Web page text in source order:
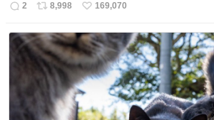
返
数
2
リ
ス
ト
数
8,998
い
ね
数
169,070